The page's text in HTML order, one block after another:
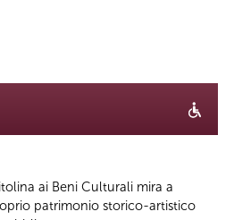
ai Beni Culturali mira a
patrimonio storico-artistico